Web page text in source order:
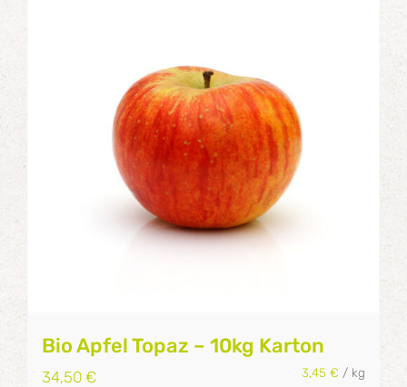
Bio Apfel Topaz – 10kg Karton
34,50 € 3,45€ / kg